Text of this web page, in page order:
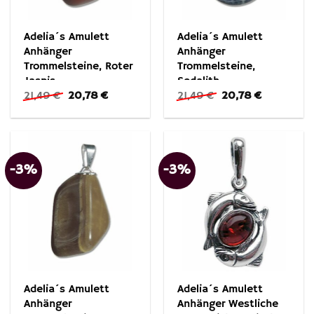
Adelia´s Amulett
Anhänger
Trommelsteine, Roter
Jaspis
Trommelsteinanhänger
21,49€ Ursprünglicher
war:
20,78€
ist:
Adelia´s Amulett
Anhänger
Trommelsteine,
Sodalith
Trommelsteinanhänger
21,49€ Ursprünglicher
war:
20,78€
ist:
-3%
Adelia´s Amulett
Anhänger
-3%
Adelia´s Amulett
Anhänger Westliche